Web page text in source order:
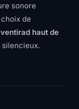
sonore
de
ventirad haut de